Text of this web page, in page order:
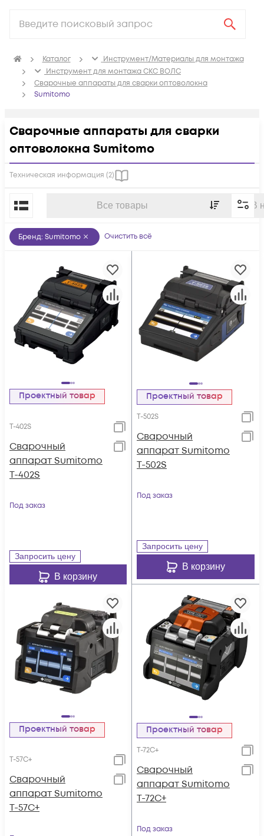
Каталог
Инструмент/Материалы для монтажа
Инструмент для монтажа СКС ВОЛС
Сварочные аппараты для сварки оптоволокна
Sumitomo
Сварочные аппараты для сварки
оптоволокна Sumitomo
Техническая информация (2)
Все товары В
По популярности
Бренд: Sumitomo Очистить всё
Проектный товар
T-402S
Сварочный
аппарат Sumitomo
T-402S
Под заказ
Запросить цену
В корзину
Проектный товар
T-502S
Cварочный
аппарат Sumitomo
T-502S
Под заказ
Запросить цену
В корзину
Проектный товар
T-57C+
Cварочный
аппарат Sumitomo
T-57C+
Проектный товар
T-72C+
Cварочный
аппарат Sumitomo
T-72C+
Под заказ